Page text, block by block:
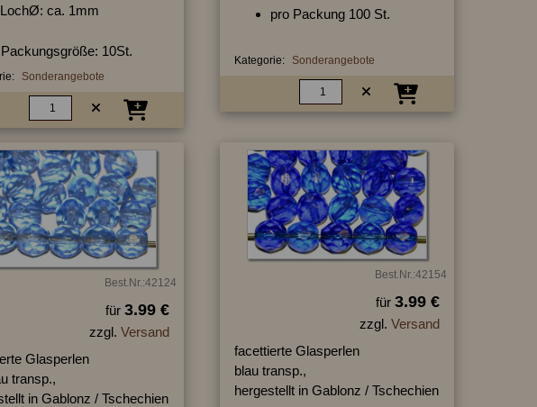
LochØ: ca. 1mm
Packungsgröße: 10St.
Sonderangebote
pro Packung 100 St.
Kategorie: Sonderangebote
Best.Nr.:42124
für 3.99 €
zzgl. Versand
Glasperlen
transp.,
in Gablonz / Tschechien
Best.Nr.:42154
für 3.99 €
zzgl. Versand
facettierte Glasperlen
blau transp.,
hergestellt in Gablonz / Tschechien